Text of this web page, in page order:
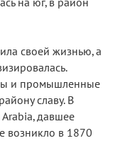
на юг, в район
своей жизнью, а
и промышленные
славу. В
давшее
возникло в 1870